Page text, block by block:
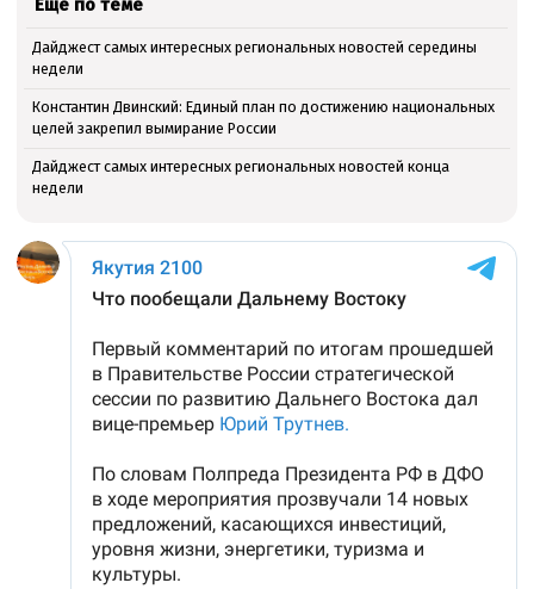
Ещё по теме
Дайджест самых интересных региональных новостей середины
недели
Константин Двинский: Единый план по достижению национальных
целей закрепил вымирание России
Дайджест самых интересных региональных новостей конца
недели